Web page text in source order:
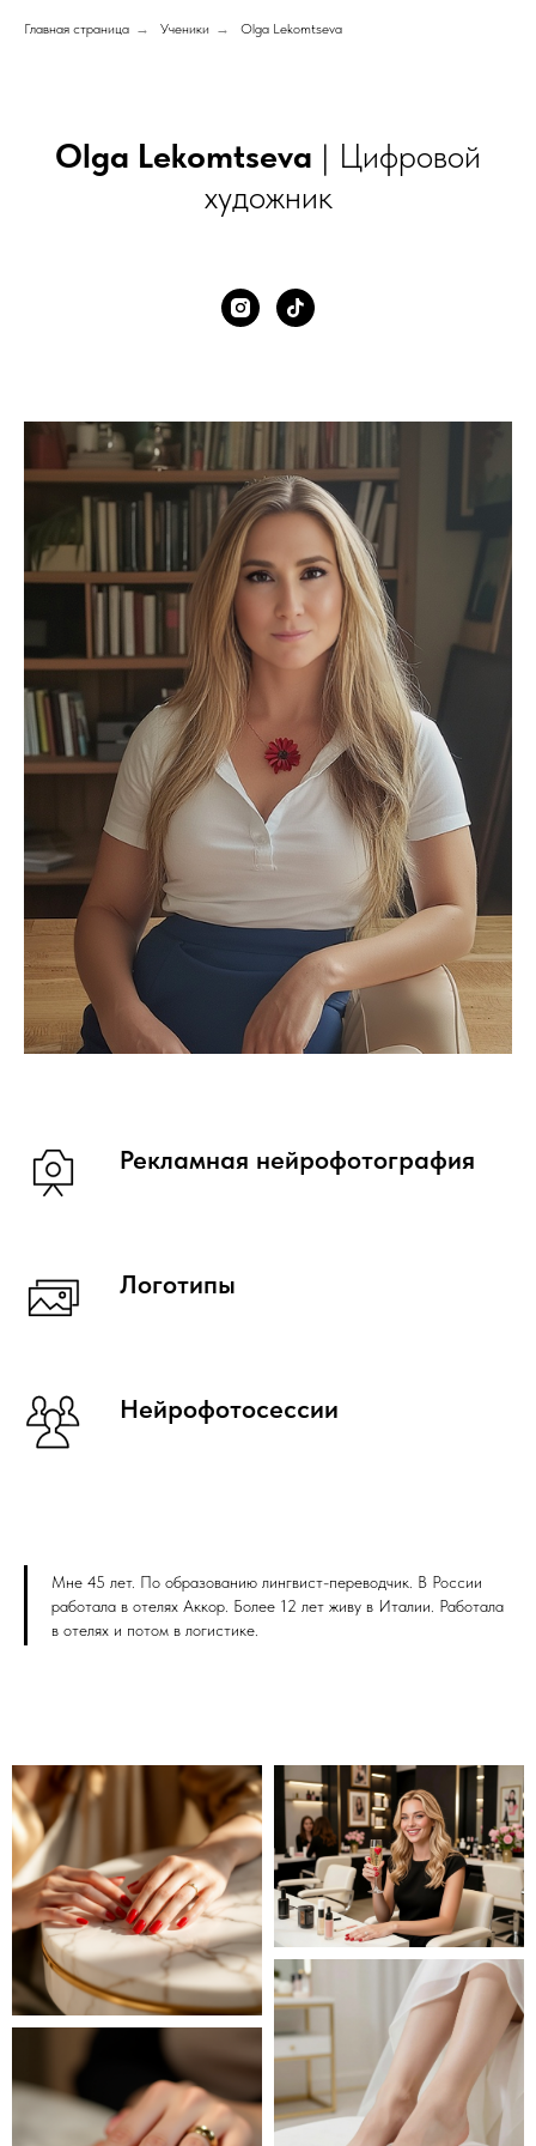
Главная страница → Ученики → Olga Lekomtseva
Olga Lekomtseva | Цифровой
художник
Рекламная нейрофотография
Логотипы
Нейрофотосессии
Мне 45 лет. По образованию лингвист-переводчик. В России
работала в отелях Аккор. Более 12 лет живу в Италии. Работала
в отелях и потом в логистике.